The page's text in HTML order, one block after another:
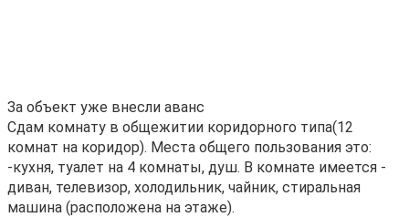
За объект уже внесли аванс
Сдам комнату в общежитии коридорного типа(12
комнат на коридор). Места общего пользования это:
-кухня, туалет на 4 комнаты, душ. В комнате имеется -
диван, телевизор, холодильник, чайник, стиральная
машина (расположена на этаже).